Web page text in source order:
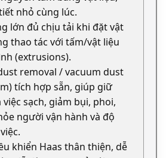
nhỏ cùng lúc.
lớn đủ chịu tải khi đặt vật
thao tác với tấm/vật liệu
(extrusions).
removal / vacuum dust
tích hợp sẵn, giúp giữ
sạch, giảm bụi, phoi,
người vận hành và độ
khiển Haas thân thiện, dễ